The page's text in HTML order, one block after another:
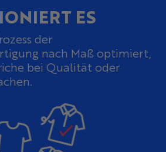
ES
der
nach Maß optimiert,
bei Qualität oder